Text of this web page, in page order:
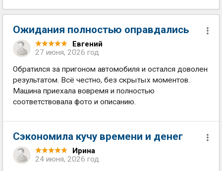
Ожидания полностью оправдались
Евгений
27 июня, 2026 год
Обратился за пригоном автомобиля и остался доволен
результатом. Всё честно, без скрытых моментов.
Машина приехала вовремя и полностью
соответствовала фото и описанию.
Сэкономила кучу времени и денег
Ирина
24 июня, 2026 год